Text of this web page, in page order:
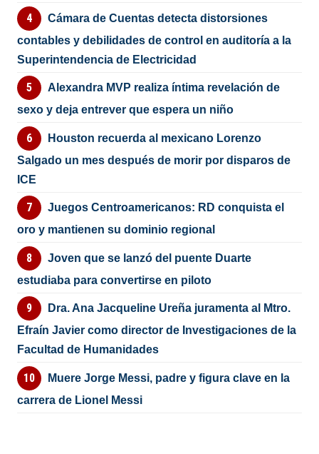
Cámara de Cuentas detecta distorsiones
contables y debilidades de control en auditoría a la
Superintendencia de Electricidad
Alexandra MVP realiza íntima revelación de
sexo y deja entrever que espera un niño
Houston recuerda al mexicano Lorenzo
Salgado un mes después de morir por disparos de
ICE
Juegos Centroamericanos: RD conquista el
oro y mantienen su dominio regional
Joven que se lanzó del puente Duarte
estudiaba para convertirse en piloto
Dra. Ana Jacqueline Ureña juramenta al Mtro.
Efraín Javier como director de Investigaciones de la
Facultad de Humanidades
Muere Jorge Messi, padre y figura clave en la
carrera de Lionel Messi